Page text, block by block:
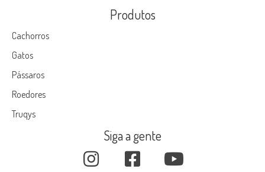
Produtos
Cachorros
Gatos
Pássaros
Roedores
Truqys
Siga a gente